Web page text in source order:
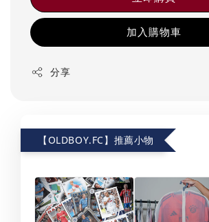
加入購物車
分享
【OLDBOY.FC】推薦小物